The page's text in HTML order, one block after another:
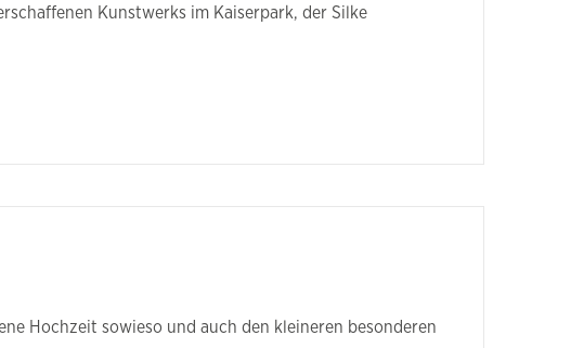
Kunstwerks im Kaiserpark, der Silke
Hochzeit sowieso und auch den kleineren besonderen